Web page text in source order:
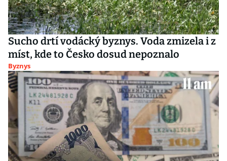
Sucho drtí vodácký byznys. Voda zmizela i z
míst, kde to Česko dosud nepoznalo
Byznys